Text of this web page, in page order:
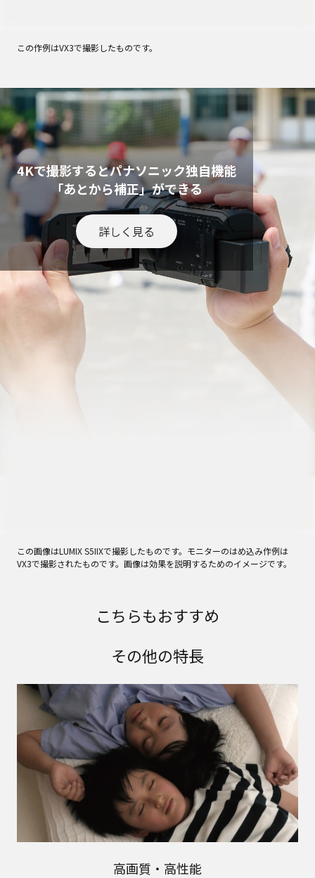
この作例はVX3で撮影したものです。
4Kで撮影するとパナソニック独自機能
「あとから補正」ができる
詳しく見る
この画像はLUMIX S5IIXで撮影したものです。モニターのはめ込み作例は
VX3で撮影されたものです。画像は効果を説明するためのイメージです。
こちらもおすすめ
その他の特長
高画質・高性能